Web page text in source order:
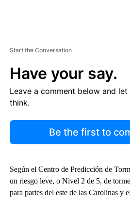
Start the Conversation
Have your say.
Leave a comment below and
think.
Be the first to
Según el Centro de Predicción de
un riesgo leve, o Nivel 2 de 5, de
para partes del este de las Carolinas y